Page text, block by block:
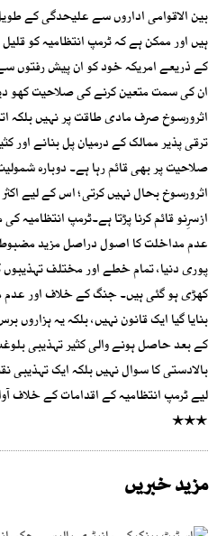
بین الاقوامی اداروں سے علیحدگی کے
ہیں اور ممکن ہے کہ ٹرمپ انتظامیہ کو
کے ذریعے امریکہ خود کو ان پیش رفتوں
ان کی سمت متعین کرنے کی صلاحیت کھو
اثرورسوخ صرف مادی طاقت پر نہیں بلکہ
ترقی پذیر ممالک کے درمیان پل بنانے اور
صلاحیت پر بھی قائم رہا ہے۔ دوبارہ
اثرورسوخ بحال نہیں کرتی؛ اس کے لیے
ازسرِنو قائم کرنا پڑتا ہے۔ٹرمپ
عدم مداخلت کا اصول دراصل مزید
پوری دنیا، تمام خطے اور مختلف
بنایا گیا ایک قانون نہیں، بلکہ یہ ہزاروں
کے بعد حاصل ہونے والی کثیر تہذیبی
بالادستی کا سوال نہیں بلکہ ایک
لیے ٹرمپ انتظامیہ کے اقدامات کے خلاف
٭٭٭
مزید خبریں